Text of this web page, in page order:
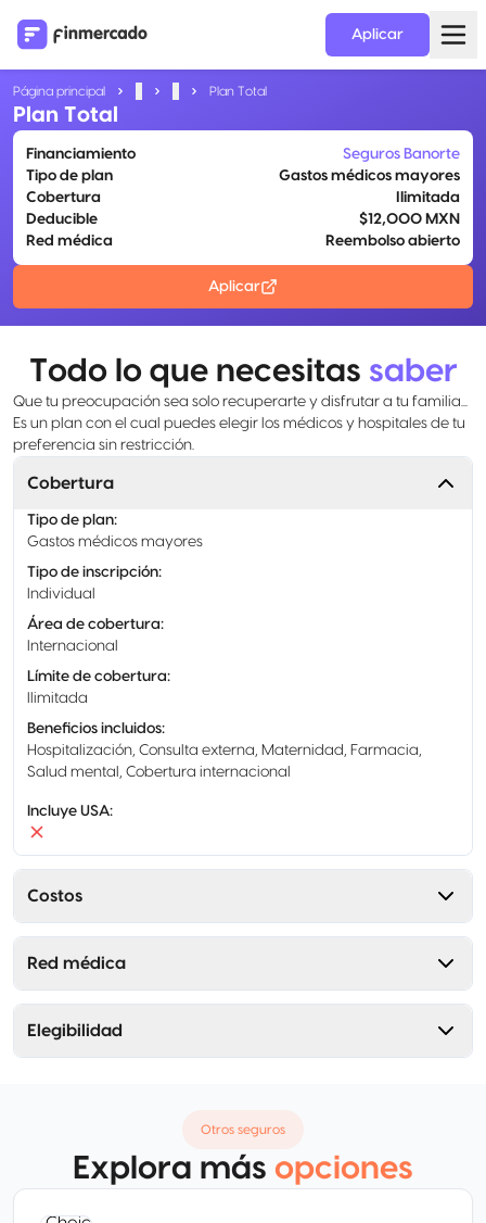
Aplicar
Página principal Plan Total
Plan Total
Financiamiento
Seguros Banorte
Tipo de plan
Gastos médicos mayores
Cobertura
Ilimitada
Deducible
$12,000 MXN
Red médica
Reembolso abierto
Aplicar
Todo lo que necesitas saber
Que tu preocupación sea solo recuperarte y disfrutar a tu familia...
Es un plan con el cual puedes elegir los médicos y hospitales de tu
preferencia sin restricción.
Cobertura
Tipo de plan:
Gastos médicos mayores
Tipo de inscripción:
Individual
Área de cobertura:
Internacional
Límite de cobertura:
Ilimitada
Beneficios incluidos:
Hospitalización, Consulta externa, Maternidad, Farmacia,
Salud mental, Cobertura internacional
Incluye USA:
Costos
Red médica
Elegibilidad
Otros seguros
Explora más opciones